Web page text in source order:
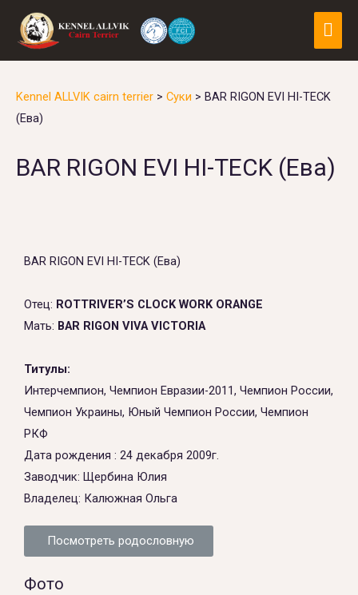
Kennel ALLVIK cairn terrier > Суки > BAR RIGON EVI HI-TECK
(Ева)
BAR RIGON EVI HI-TECK (Ева)
BAR RIGON EVI HI-TECK (Ева)
Отец: ROTTRIVER’S CLOCK WORK ORANGE
Мать: BAR RIGON VIVA VICTORIA
Титулы:
Интерчемпион, Чемпион Евразии-2011, Чемпион России,
Чемпион Украины, Юный Чемпион России, Чемпион
РКФ
Дата рождения : 24 декабря 2009г.
Заводчик: Щербина Юлия
Владелец: Калюжная Ольга
Посмотреть родословную
Фото